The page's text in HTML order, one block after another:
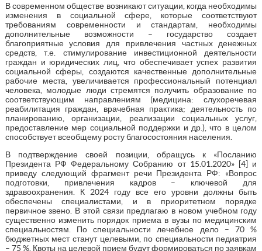
В современном обществе возникают ситуации, когда необходимы
изменения в социальной сфере, которые соответствуют
требованиям современности и стандартам, необходимы
дополнительные возможности – государство создает
благоприятные условия для привлечения частных денежных
средств, т.е. стимулирование инвестиционной деятельности
граждан и юридических лиц, что обеспечивает успех развития
социальной сферы, создаются качественные дополнительные
рабочие места, увеличивается профессиональный потенциал
человека, молодые люди стремятся получить образование по
соответствующим направлениям (медицина: слухоречевая
реабилитация граждан, врачебная практика; деятельность по
планированию, организации, реализации социальных услуг,
предоставление мер социальной поддержки и др.), что в целом
способствует всеобщему росту благосостояния населения.
В подтверждение своей позиции, обращусь к «Посланию
Президента РФ Федеральному Собранию от 15.01.2020» [4] и
приведу следующий фрагмент речи Президента РФ: «Вопрос
подготовки, привлечения кадров – ключевой для
здравоохранения. К 2024 году все его уровни должны быть
обеспечены специалистами, и в приоритетном порядке
первичное звено. В этой связи предлагаю в новом учебном году
существенно изменить порядок приема в вузы по медицинским
специальностям. По специальности лечебное дело – 70 %
бюджетных мест станут целевыми, по специальности педиатрия
– 75 %. Квоты на целевой прием будут формироваться по заявкам